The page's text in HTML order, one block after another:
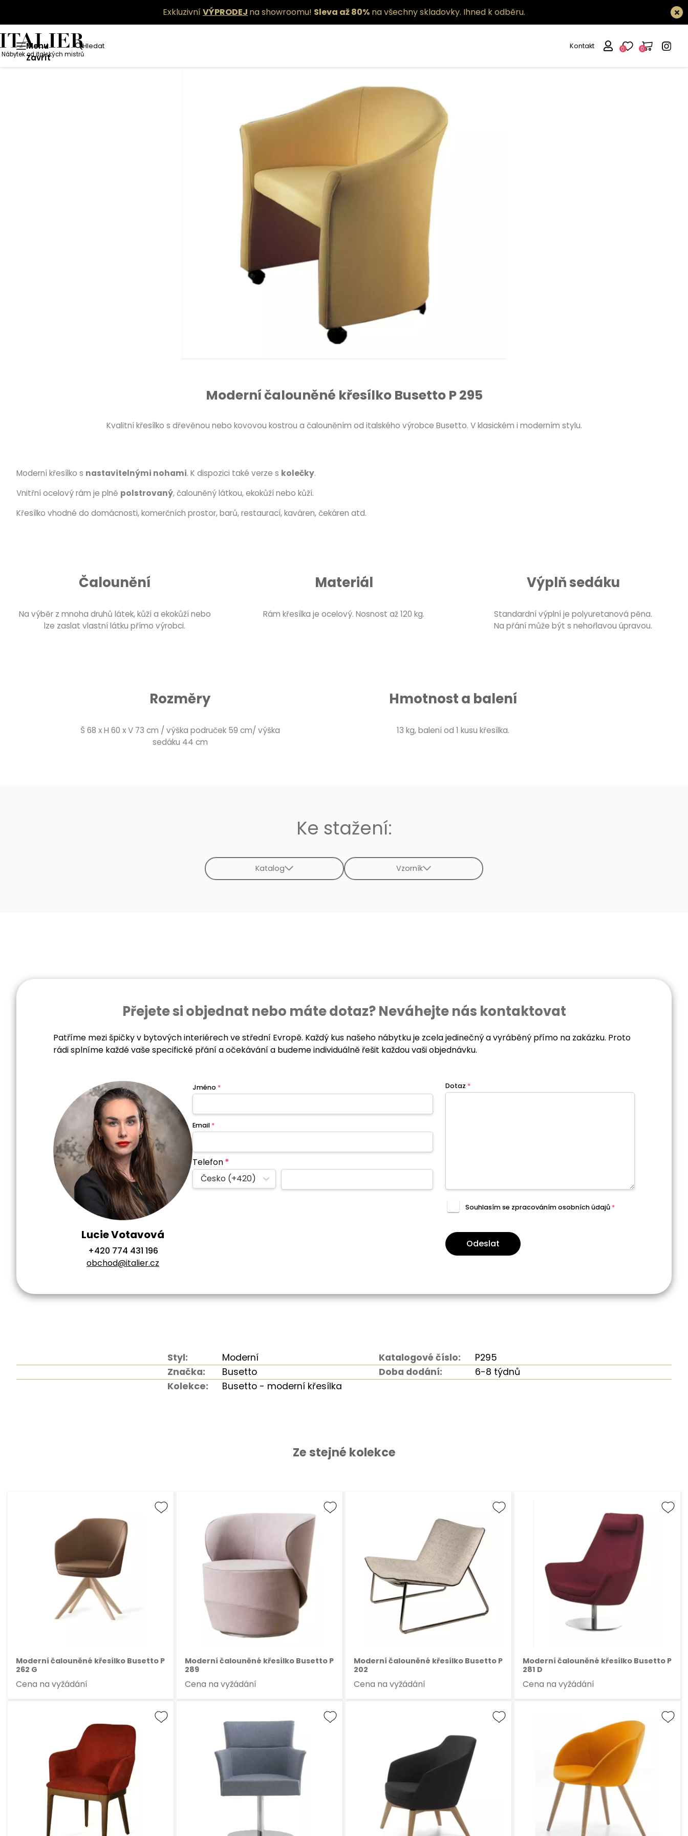
ExkluzivníVÝPRODEJ na showroomu! Sleva až 80% na všechny skladovky. Ihned k odběru.
Menu
Zavřít
Hledat
Nábytek od italských mistrů
Kontakt 0 0
Moderní čalouněné křesílko Busetto P 295
Kvalitní křesílko s dřevěnou nebo kovovou kostrou a čalouněním od italského výrobce Busetto. V klasickém i moderním stylu.
Moderní křesílko s nastavitelnými nohami. K dispozici také verze s kolečky.
Vnitřní ocelový rám je plně polstrovaný, čalouněný látkou, ekokůží nebo kůží.
Křesílko vhodné do domácnosti, komerčních prostor, barů, restaurací, kaváren, čekáren atd.
Čalounění
Na výběr z mnoha druhů látek, kůží a ekokůží nebo
lze zaslat vlastní látku přímo výrobci.
Materiál
Rám křesílka je ocelový. Nosnost až 120 kg.
Výplň sedáku
Standardní výplní je polyuretanová pěna.
Na přání může být s nehořlavou úpravou.
Rozměry
Š 68 x H 60 x V 73 cm / výška područek 59 cm/ výška
sedáku 44 cm
Hmotnost a balení
13 kg, balení od 1 kusu křesílka.
Ke stažení:
Katalog Vzorník
Přejete si objednat nebo máte dotaz? Neváhejte nás kontaktovat
Patříme mezi špičky v bytových interiérech ve střední Evropě. Každý kus našeho nábytku je zcela jedinečný a vyráběný přímo na zakázku. Proto
rádi splníme každé vaše specifické přání a očekávání a budeme individuálně řešit každou vaši objednávku.
Lucie Votavová
+420 774 431 196
obchod@italier.cz
Jméno *
Email *
Telefon*
Česko (+420)
Dotaz *
Souhlasím se zpracovánímosobních údajů *
Odeslat
Styl: Moderní Katalogové číslo:
P295
Značka:
Busetto Doba dodání:
6-8 týdnů
Kolekce:
Busetto - moderní křesílka
Ze stejné kolekce
Moderní čalouněné křesílko Busetto P
262 G
Cena na vyžádání
Moderní čalouněné křesílko Busetto P
289
Cena na vyžádání
Moderní čalouněné křesílko Busetto P
202
Cena na vyžádání
Moderní čalouněné křesílko Busetto P
281 D
Cena na vyžádání